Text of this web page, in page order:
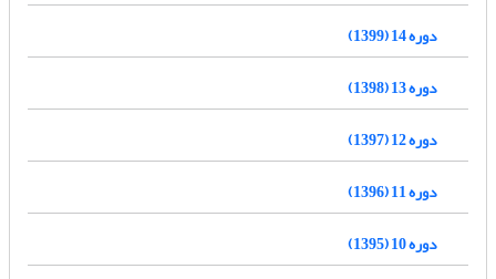
دوره 14 (1399)
دوره 13 (1398)
دوره 12 (1397)
دوره 11 (1396)
دوره 10 (1395)